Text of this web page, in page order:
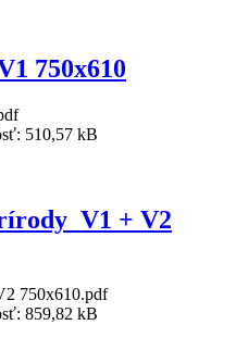
750x610
510,57 kB
+ V2
750x610.pdf
859,82 kB